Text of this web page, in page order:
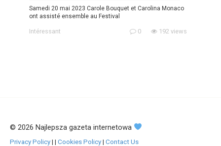
Samedi 20 mai 2023 Carole Bouquet et Carolina Monaco
ont assisté ensemble au Festival
Intéressant 0 192 views
© 2026 Najlepsza gazeta internetowa
Privacy Policy| | Cookies Policy| Contact Us